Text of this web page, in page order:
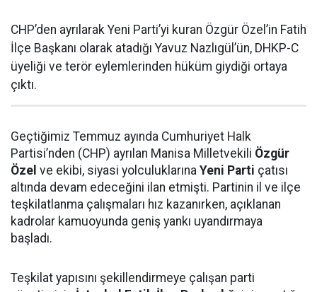
CHP’den ayrılarak Yeni Parti’yi kuran Özgür Özel’in Fatih
İlçe Başkanı olarak atadığı Yavuz Nazlıgül’ün, DHKP-C
üyeliği ve terör eylemlerinden hüküm giydiği ortaya
çıktı.
Geçtiğimiz Temmuz ayında Cumhuriyet Halk
Partisi’nden (CHP) ayrılan Manisa Milletvekili Özgür
Özel ve ekibi, siyasi yolculuklarına Yeni Parti çatısı
altında devam edeceğini ilan etmişti. Partinin il ve ilçe
teşkilatlanma çalışmaları hız kazanırken, açıklanan
kadrolar kamuoyunda geniş yankı uyandırmaya
başladı.
Teşkilat yapısını şekillendirmeye çalışan parti